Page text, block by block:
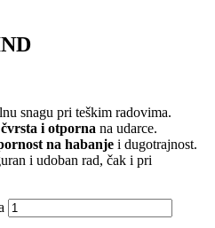
snagu pri teškim radovima.
i otporna na udarce.
na habanje i dugotrajnost.
i udoban rad, čak i pri